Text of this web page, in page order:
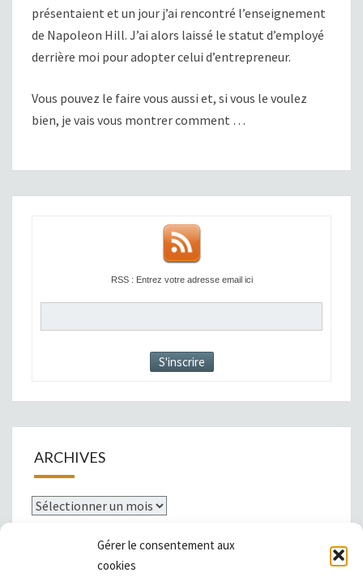
Gérer le consentement aux
cookies
présentaient et un jour j’ai rencontré l’enseignement
de Napoleon Hill. J’ai alors laissé le statut d’employé
derrière moi pour adopter celui d’entrepreneur.
Vous pouvez le faire vous aussi et, si vous le voulez
bien, je vais vous montrer comment …
RSS : Entrez votre adresse email ici
ARCHIVES
Archives